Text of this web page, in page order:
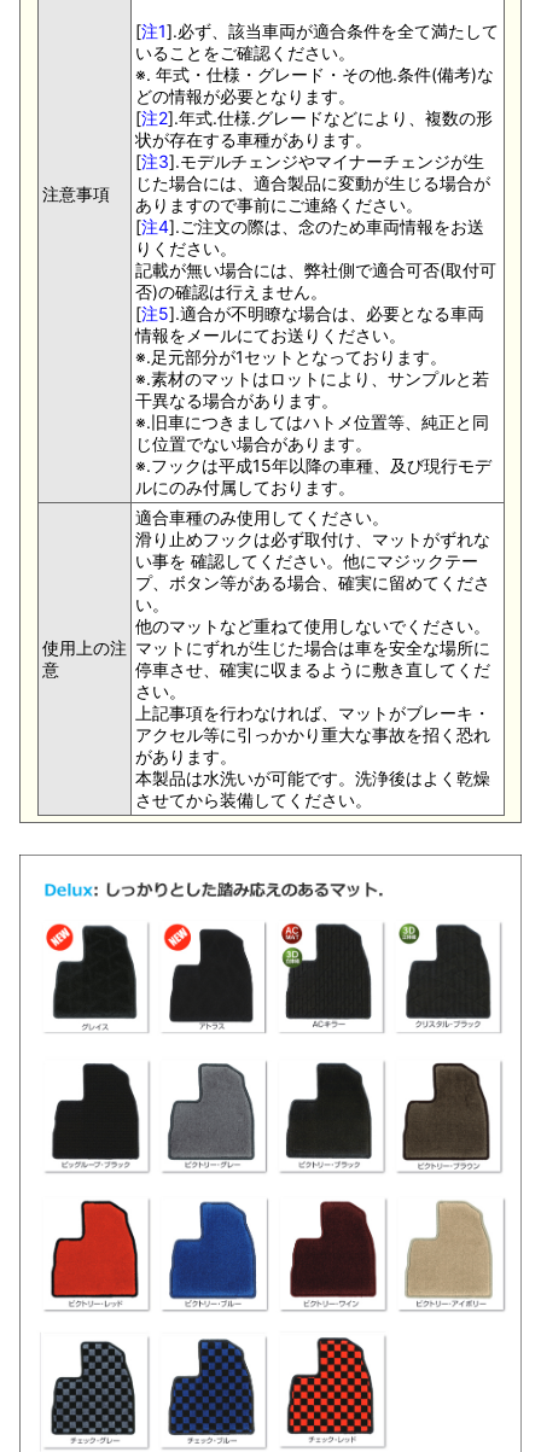
注意事項
[注1].必ず、該当車両が適合条件を全て満たして
いることをご確認ください。
※. 年式・仕様・グレード・その他.条件(備考)な
どの情報が必要となります。
[注2].年式.仕様.グレードなどにより、複数の形
状が存在する車種があります。
[注3].モデルチェンジやマイナーチェンジが生
じた場合には、適合製品に変動が生じる場合が
ありますので事前にご連絡ください。
[注4].ご注文の際は、念のため車両情報をお送
りください。
記載が無い場合には、弊社側で適合可否(取付可
否)の確認は行えません。
[注5].適合が不明瞭な場合は、必要となる車両
情報をメールにてお送りください。
※.足元部分が1セットとなっております。
※.素材のマットはロットにより、サンプルと若
干異なる場合があります。
※.旧車につきましてはハトメ位置等、純正と同
じ位置でない場合があります。
※.フックは平成15年以降の車種、及び現行モデ
ルにのみ付属しております。
使用上の注
意
適合車種のみ使用してください。
滑り止めフックは必ず取付け、マットがずれな
い事を 確認してください。他にマジックテー
プ、ボタン等がある場合、確実に留めてくださ
い。
他のマットなど重ねて使用しないでください。
マットにずれが生じた場合は車を安全な場所に
停車させ、確実に収まるように敷き直してくだ
さい。
上記事項を行わなければ、マットがブレーキ・
アクセル等に引っかかり重大な事故を招く恐れ
があります。
本製品は水洗いが可能です。洗浄後はよく乾燥
させてから装備してください。